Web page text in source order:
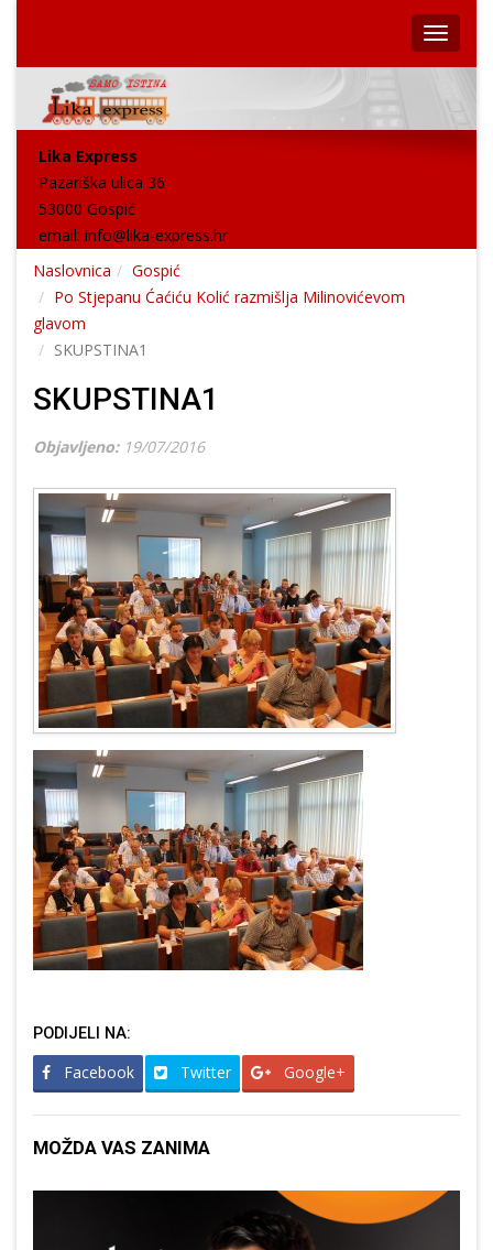
Lika Express
Pazariška ulica 36
53000 Gospić
email: info@lika-express.hr
Naslovnica
Gospić
Po Stjepanu Ćaćiću Kolić razmišlja Milinovićevom
glavom
SKUPSTINA1
SKUPSTINA1
Objavljeno: 19/07/2016
PODIJELI NA:
Facebook Twitter Google+
MOŽDA VAS ZANIMA